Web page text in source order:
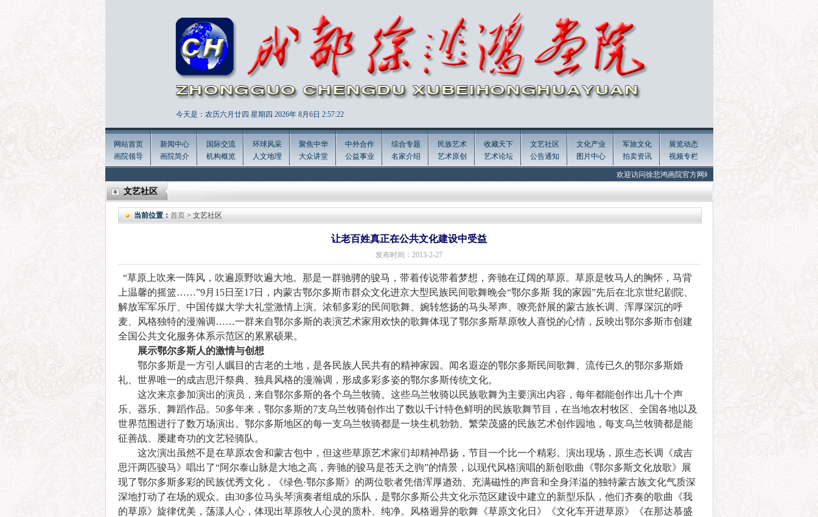
今天是：农历六月廿四 星期四 2026年 8月6日 2:57:23
网站首页
画院领导
新闻中心
画院简介
国际交流
机构概览
环球风采
人文地理
聚焦中华
大众讲堂
中外合作
公益事业
综合专题
名家介绍
民族艺术
艺术原创
收藏天下
艺术论坛
文艺社区
公告通知
文化产业
图片中心
军旅文化
拍卖资讯
展览动态
视频专栏
欢迎访问徐悲鸿画院官方网站 Welcome to the official website of Xu
文艺社区
当前位置： 首页> 文艺社区
让老百姓真正在公共文化建设中受益
发布时间：2013-2-27
“草原上吹来一阵风，吹遍原野吹遍大地。那是一群驰骋的骏马，带着传说带着梦想，奔驰在辽阔的草原。草原是牧马人的胸怀，马背
上温馨的摇篮……”9月15日至17日，内蒙古鄂尔多斯市群众文化进京大型民族民间歌舞晚会“鄂尔多斯 我的家园”先后在北京世纪剧院、
解放军军乐厅、中国传媒大学大礼堂激情上演。浓郁多彩的民间歌舞、婉转悠扬的马头琴声、嘹亮舒展的蒙古族长调、浑厚深沉的呼
麦、风格独特的漫瀚调……一群来自鄂尔多斯的表演艺术家用欢快的歌舞体现了鄂尔多斯草原牧人喜悦的心情，反映出鄂尔多斯市创建
全国公共文化服务体系示范区的累累硕果。
展示鄂尔多斯人的激情与创想
鄂尔多斯是一方引人瞩目的古老的土地，是各民族人民共有的精神家园。闻名遐迩的鄂尔多斯民间歌舞、流传已久的鄂尔多斯婚
礼、世界唯一的成吉思汗祭典、独具风格的漫瀚调，形成多彩多姿的鄂尔多斯传统文化。
这次来京参加演出的演员，来自鄂尔多斯的各个乌兰牧骑。这些乌兰牧骑以民族歌舞为主要演出内容，每年都能创作出几十个声
乐、器乐、舞蹈作品。50多年来，鄂尔多斯的7支乌兰牧骑创作出了数以千计特色鲜明的民族歌舞节目，在当地农村牧区、全国各地以及
世界范围进行了数万场演出。鄂尔多斯地区的每一支乌兰牧骑都是一块生机勃勃、繁荣茂盛的民族艺术创作园地，每支乌兰牧骑都是能
征善战、屡建奇功的文艺轻骑队。
这次演出虽然不是在草原农舍和蒙古包中，但这些草原艺术家们却精神昂扬，节目一个比一个精彩。演出现场，原生态长调《成吉
思汗两匹骏马》唱出了“阿尔泰山脉是大地之高，奔驰的骏马是苍天之驹”的情景，以现代风格演唱的新创歌曲《鄂尔多斯文化放歌》展
现了鄂尔多斯多彩的民族优秀文化，《绿色·鄂尔多斯》的两位歌者凭借浑厚遒劲、充满磁性的声音和全身洋溢的独特蒙古族文化气质深
深地打动了在场的观众。由30多位马头琴演奏者组成的乐队，是鄂尔多斯公共文化示范区建设中建立的新型乐队，他们齐奏的歌曲《我
的草原》旋律优美，荡漾人心，体现出草原牧人心灵的质朴、纯净。风格迥异的歌舞《草原文化日》《文化车开进草原》《在那达慕盛